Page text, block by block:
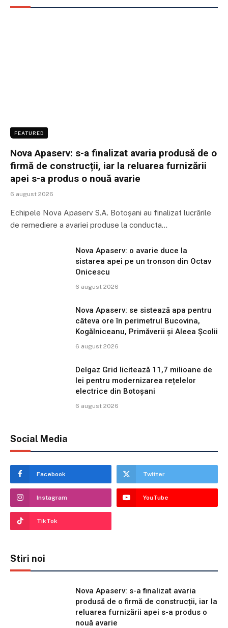
FEATURED
Nova Apaserv: s-a finalizat avaria produsă de o
firmă de construcții, iar la reluarea furnizării
apei s-a produs o nouă avarie
6 august 2026
Echipele Nova Apaserv S.A. Botoșani au finalizat lucrările
de remediere a avariei produse la conducta…
Nova Apaserv: o avarie duce la
sistarea apei pe un tronson din Octav
Onicescu
6 august 2026
Nova Apaserv: se sistează apa pentru
câteva ore în perimetrul Bucovina,
Kogălniceanu, Primăverii și Aleea Școlii
6 august 2026
Delgaz Grid licitează 11,7 milioane de
lei pentru modernizarea rețelelor
electrice din Botoșani
6 august 2026
Social Media
Facebook Twitter
Instagram YouTube
TikTok
Stiri noi
Nova Apaserv: s-a finalizat avaria
produsă de o firmă de construcții, iar la
reluarea furnizării apei s-a produs o
nouă avarie